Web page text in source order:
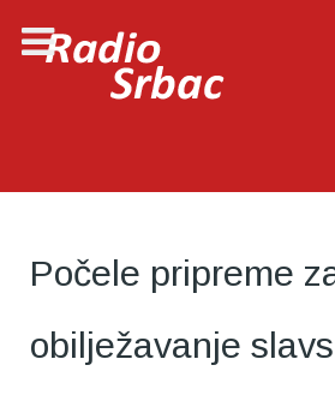
Počele pripreme
obilježavanje